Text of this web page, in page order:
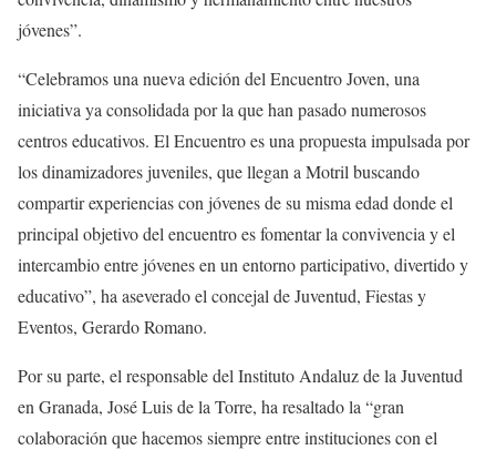
jóvenes”.
“Celebramos una nueva edición del Encuentro Joven, una
iniciativa ya consolidada por la que han pasado numerosos
centros educativos. El Encuentro es una propuesta impulsada por
los dinamizadores juveniles, que llegan a Motril buscando
compartir experiencias con jóvenes de su misma edad donde el
principal objetivo del encuentro es fomentar la convivencia y el
intercambio entre jóvenes en un entorno participativo, divertido y
educativo”, ha aseverado el concejal de Juventud, Fiestas y
Eventos, Gerardo Romano.
Por su parte, el responsable del Instituto Andaluz de la Juventud
en Granada, José Luis de la Torre, ha resaltado la “gran
colaboración que hacemos siempre entre instituciones con el